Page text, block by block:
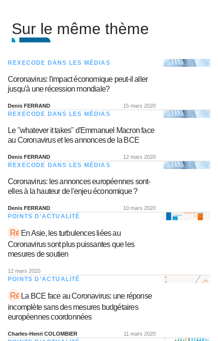
Sur le même thème
REXECODE DANS LES MÉDIAS
Coronavirus: l'impact économique peut-il aller
jusqu'à une récession mondiale?
Denis FERRAND 15 mars 2020
REXECODE DANS LES MÉDIAS
Le "whatever it takes" d'Emmanuel Macron face
au Coronavirus et les annonces de la BCE
Denis FERRAND 12 mars 2020
REXECODE DANS LES MÉDIAS
Coronavirus: les annonces européennes sont-
elles à la hauteur de l'enjeu économique ?
Denis FERRAND 10 mars 2020
POINTS D’ACTUALITÉ
En Asie, les turbulences liées au
Coronavirus sont plus puissantes que les
mesures de soutien
12 mars 2020
POINTS D’ACTUALITÉ
La BCE face au Coronavirus: une réponse
incomplète sans des mesures budgétaires
européennes coordonnées
Charles-Henri COLOMBIER 11 mars 2020